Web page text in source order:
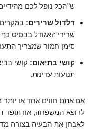
ש"הכל נופל לכם
דלדול שרירים: במקרים
שרירי האגודל בבסיס
סימן חמור שמצריך
קושי בתיאום: קושי
תנועות עדינות.
אם אתם חווים אחד או
לרופא המשפחה, אורתופד
לאבחן את הבעיה בצורה